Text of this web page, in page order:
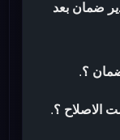
ضمان بعد
؟.
الاصلاح ؟.